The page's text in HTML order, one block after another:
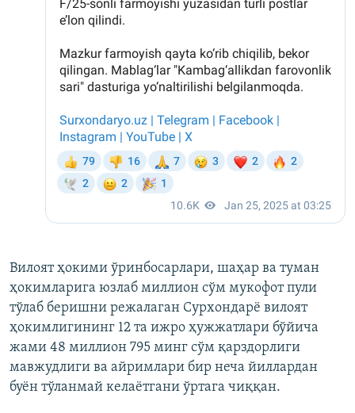
Вилоят ҳокими ўринбосарлари, шаҳар ва туман
ҳокимларига юзлаб миллион сўм мукофот пули
тўлаб беришни режалаган Сурхондарё вилоят
ҳокимлигининг 12 та ижро ҳужжатлари бўйича
жами 48 миллион 795 минг сўм қарздорлиги
мавжудлиги ва айримлари бир неча йиллардан
буён тўланмай келаётгани ўртага чиққан.